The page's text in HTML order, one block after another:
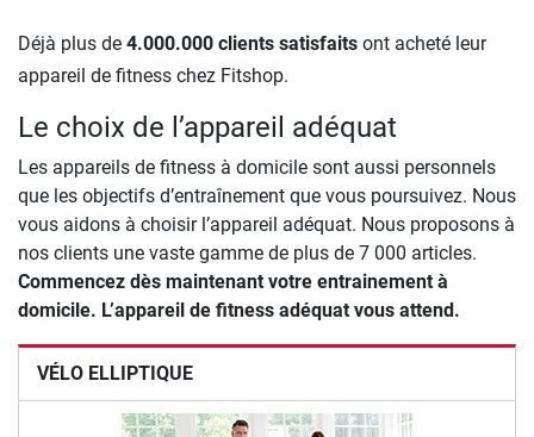
Déjà plus de 4.000.000 clients satisfaits ont acheté leur
appareil de fitness chez Fitshop.
Le choix de l’appareil adéquat
Les appareils de fitness à domicile sont aussi personnels
que les objectifs d’entraînement que vous poursuivez. Nous
vous aidons à choisir l’appareil adéquat. Nous proposons à
nos clients une vaste gamme de plus de 7 000 articles.
Commencez dès maintenant votre entrainement à
domicile. L’appareil de fitness adéquat vous attend.
VÉLO ELLIPTIQUE